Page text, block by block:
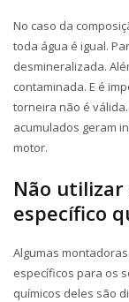
No caso da
toda água é igual.
desmineralizada.
contaminada. E é
torneira não é
acumulados geram
motor.
Não
específico
Algumas
específicos para os
químicos deles são